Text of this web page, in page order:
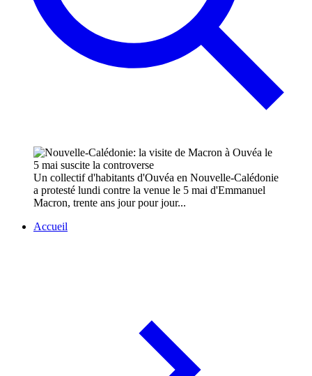
Un collectif d'habitants d'Ouvéa en Nouvelle-Calédonie
a protesté lundi contre la venue le 5 mai d'Emmanuel
Macron, trente ans jour pour jour...
Accueil